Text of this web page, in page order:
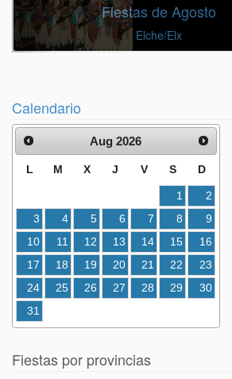
Fiestas de Agosto
Elche/Elx
Calendario
Aug 2026
L M X J V S D
1
2
3
4 5 6 7 8
9
10
11 12 13 14 15
16
17
18 19 20 21 22
23
24
25 26 27 28 29
30
31
Fiestas por provincias